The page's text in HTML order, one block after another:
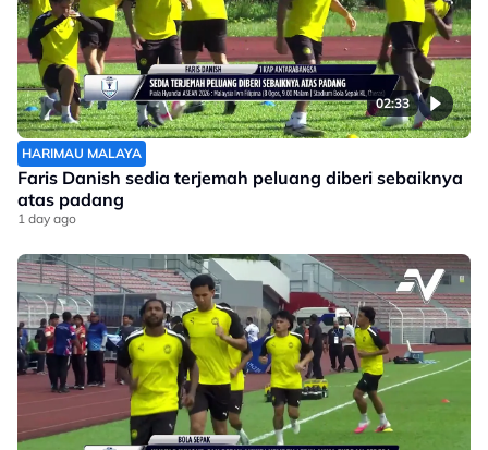
02:33
HARIMAU MALAYA
Faris Danish sedia terjemah peluang diberi sebaiknya
atas padang
1 day ago